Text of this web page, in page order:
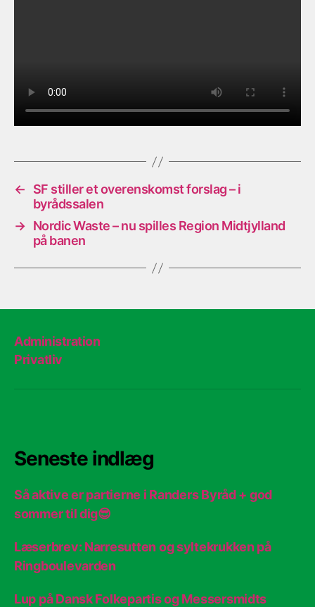
←
SF stiller et overenskomst forslag – i
byrådssalen
→ Nordic Waste – nu spilles Region Midtjylland
på banen
Administration
Privatliv
Seneste indlæg
Så aktive er partierne i Randers Byråd + god
sommer til dig😎
Læserbrev: Narresutten og syltekrukken på
Ringboulevarden
Lup på Dansk Folkepartis og Messersmidts